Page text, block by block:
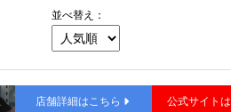
並べ替え：
通町筋
店舗詳細はこちら 公式サイト